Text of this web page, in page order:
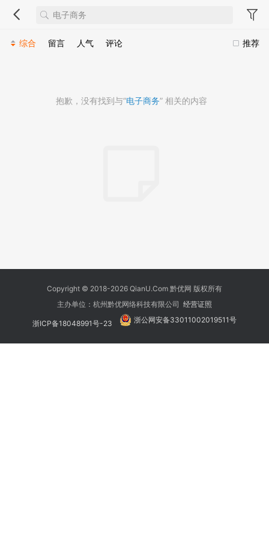
推荐
综合 留言 人气 评论
抱歉，没有找到与“电子商务” 相关的内容
Copyright © 2018-2026 QianU.Com 黔优网 版权所有
主办单位：杭州黔优网络科技有限公司 经营证照
浙ICP备18048991号-23 浙公网安备33011002019511号